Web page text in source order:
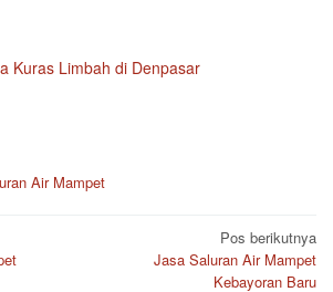
Kuras Limbah di Denpasar
Air Mampet
Pos berikutnya
Jasa Saluran Air Mampet
Kebayoran Baru